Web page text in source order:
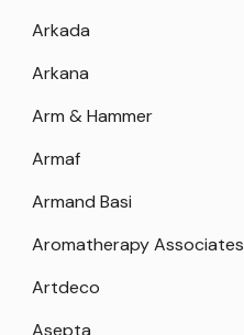
Arkada
Arkana
Arm & Hammer
Armaf
Armand Basi
Aromatherapy Associates
Artdeco
Asepta